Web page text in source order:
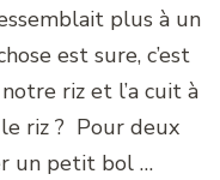
plus à un
est sure, c’est
riz et l’a cuit à
riz ? Pour deux
un petit bol …